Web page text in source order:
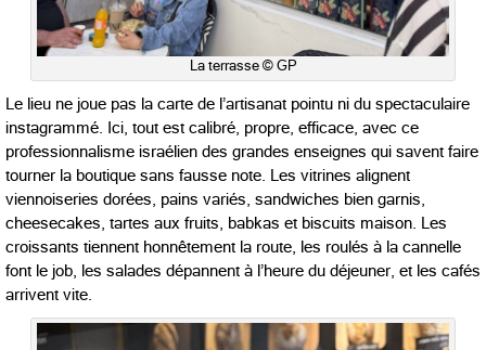
La terrasse © GP
Le lieu ne joue pas la carte de l’artisanat pointu ni du spectaculaire
instagrammé. Ici, tout est calibré, propre, efficace, avec ce
professionnalisme israélien des grandes enseignes qui savent faire
tourner la boutique sans fausse note. Les vitrines alignent
viennoiseries dorées, pains variés, sandwiches bien garnis,
cheesecakes, tartes aux fruits, babkas et biscuits maison. Les
croissants tiennent honnêtement la route, les roulés à la cannelle
font le job, les salades dépannent à l’heure du déjeuner, et les cafés
arrivent vite.